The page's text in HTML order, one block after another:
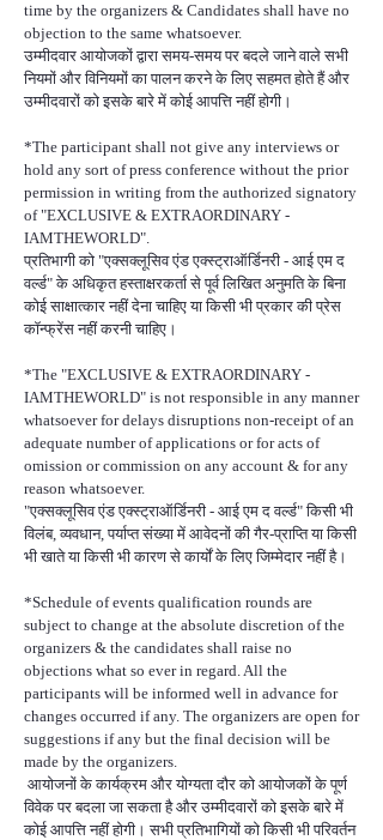
time by the organizers & Candidates shall have no
objection to the same whatsoever.
उम्मीदवार आयोजकों द्वारा समय-समय पर बदले जाने वाले सभी
नियमों और विनियमों का पालन करने के लिए सहमत होते हैं और
उम्मीदवारों को इसके बारे में कोई आपत्ति नहीं होगी।
*The participant shall not give any interviews or
hold any sort of press conference without the prior
permission in writing from the authorized signatory
of "EXCLUSIVE & EXTRAORDINARY -
IAMTHEWORLD".
प्रतिभागी को "एक्सक्लूसिव एंड एक्स्ट्राऑर्डिनरी - आई एम द
वर्ल्ड" के अधिकृत हस्ताक्षरकर्ता से पूर्व लिखित अनुमति के बिना
कोई साक्षात्कार नहीं देना चाहिए या किसी भी प्रकार की प्रेस
कॉन्फ्रेंस नहीं करनी चाहिए।
*The "EXCLUSIVE & EXTRAORDINARY -
IAMTHEWORLD" is not responsible in any manner
whatsoever for delays disruptions non-receipt of an
adequate number of applications or for acts of
omission or commission on any account & for any
reason whatsoever.
"एक्सक्लूसिव एंड एक्स्ट्राऑर्डिनरी - आई एम द वर्ल्ड" किसी भी
विलंब, व्यवधान, पर्याप्त संख्या में आवेदनों की गैर-प्राप्ति या किसी
भी खाते या किसी भी कारण से कार्यों के लिए जिम्मेदार नहीं है।
*Schedule of events qualification rounds are
subject to change at the absolute discretion of the
organizers & the candidates shall raise no
objections what so ever in regard. All the
participants will be informed well in advance for
changes occurred if any. The organizers are open for
suggestions if any but the final decision will be
made by the organizers.
आयोजनों के कार्यक्रम और योग्यता दौर को आयोजकों के पूर्ण
विवेक पर बदला जा सकता है और उम्मीदवारों को इसके बारे में
कोई आपत्ति नहीं होगी। सभी प्रतिभागियों को किसी भी परिवर्तन